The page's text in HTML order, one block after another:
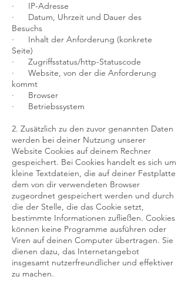
· IP-Adresse
· Datum, Uhrzeit und Dauer des
Besuchs
· Inhalt der Anforderung (konkrete
Seite)
· Zugriffsstatus/http-Statuscode
· Website, von der die Anforderung
kommt
· Browser
· Betriebssystem
2. Zusätzlich zu den zuvor genannten Daten
werden bei deiner Nutzung unserer
Website Cookies auf deinem Rechner
gespeichert. Bei Cookies handelt es sich um
kleine Textdateien, die auf deiner Festplatte
dem von dir verwendeten Browser
zugeordnet gespeichert werden und durch
die der Stelle, die das Cookie setzt,
bestimmte Informationen zufließen. Cookies
können keine Programme ausführen oder
Viren auf deinen Computer übertragen. Sie
dienen dazu, das Internetangebot
insgesamt nutzerfreundlicher und effektiver
zu machen.